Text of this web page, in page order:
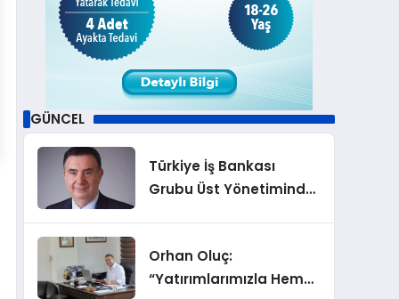
GÜNCEL
Türkiye İş Bankası
Grubu Üst Yönetiminde
Orhan Oluç:
“Yatırımlarımızla Hem